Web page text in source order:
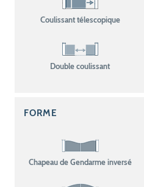
Coulissant télescopique
Double coulissant
FORME
Chapeau de Gendarme inversé